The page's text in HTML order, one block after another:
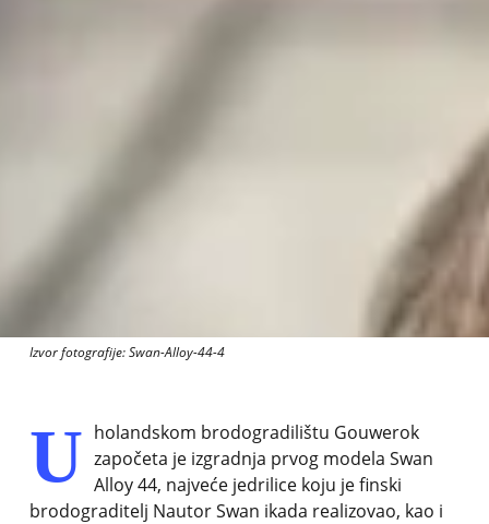
Izvor fotografije: Swan-Alloy-44-4
U holandskom brodogradilištu Gouwerok
započeta je izgradnja prvog modela Swan
Alloy 44, najveće jedrilice koju je finski
brodograditelj Nautor Swan ikada realizovao, kao i